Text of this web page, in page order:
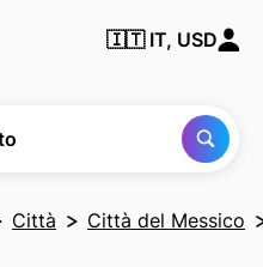
🇮🇹 IT, USD
Città Città del Messico